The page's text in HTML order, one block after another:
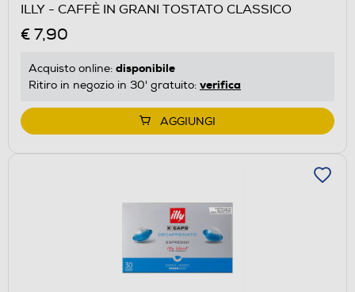
ILLY - CAFFÈ IN GRANI TOSTATO CLASSICO
€ 7,90
Acquisto online: disponibile
Ritiro in negozio in 30' gratuito: verifica
AGGIUNGI